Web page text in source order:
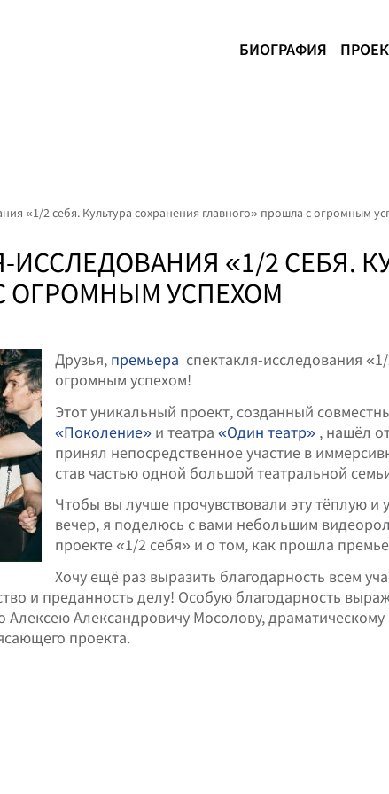
БИОГРАФИЯ
«1/2 себя. Культура сохранения главного» прошла с огромным
«1/2 СЕБЯ.
ОГРОМНЫМ УСПЕХОМ
Друзья, премьера спектакля-исследования
огромным успехом!
Этот уникальный проект, созданный
«Поколение» и театра «Один театр» , нашёл
принял непосредственное участие в
став частью одной большой театральной
Чтобы вы лучше прочувствовали эту тёплую
вечер, я поделюсь с вами небольшим
проекте «1/2 себя» и о том, как прошла
Хочу ещё раз выразить благодарность всем
и преданность делу! Особую благодарность
Алексею Александровичу Мосолову,
проекта.